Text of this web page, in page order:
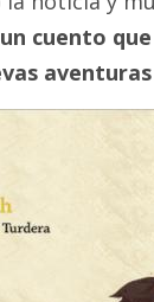
cuento